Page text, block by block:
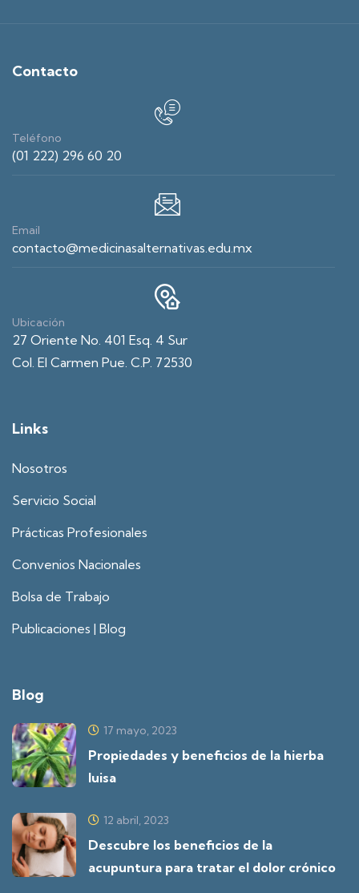
Contacto
Teléfono
(01 222) 296 60 20
Email
contacto@medicinasalternativas.edu.mx
Ubicación
27 Oriente No. 401 Esq. 4 Sur
Col. El Carmen Pue. C.P. 72530
Links
Nosotros
Servicio Social
Prácticas Profesionales
Convenios Nacionales
Bolsa de Trabajo
Publicaciones | Blog
Blog
17 mayo, 2023
Propiedades y beneficios de la hierba
luisa
12 abril, 2023
Descubre los beneficios de la
acupuntura para tratar el dolor crónico